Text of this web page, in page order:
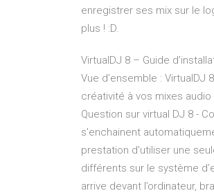
enregistrer ses mix sur le
plus ! :D.
VirtualDJ 8 – Guide
Vue d’ensemble :
créativité à vos mixes
Question sur virtual DJ 8 -
s'enchainent
prestation d’utiliser une
différents sur le système
arrive devant l’ordinateur,